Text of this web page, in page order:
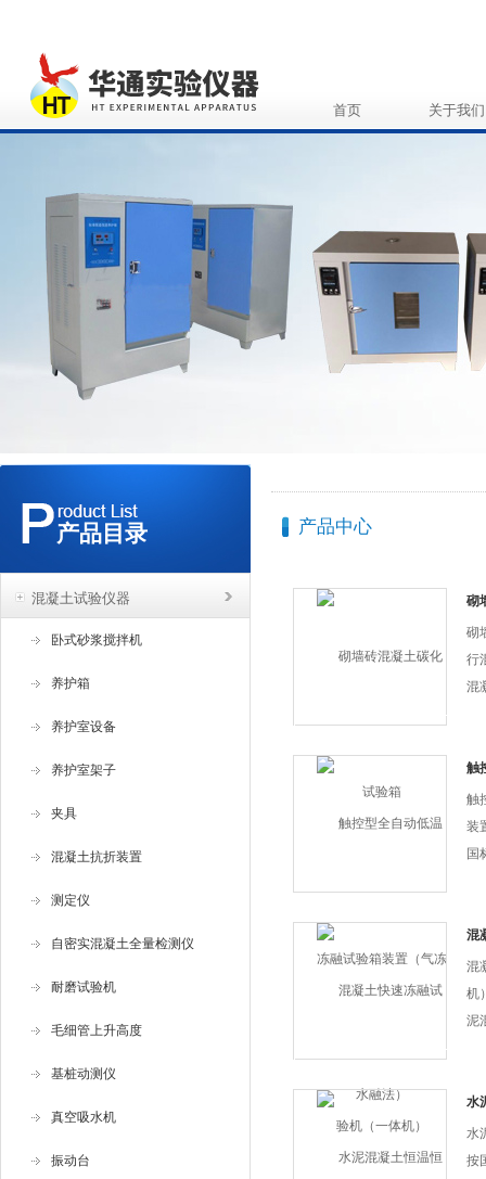
首页 关于我们
产品目录
混凝土试验仪器
卧式砂浆搅拌机
养护箱
养护室设备
养护室架子
夹具
混凝土抗折装置
测定仪
自密实混凝土全量检测仪
耐磨试验机
毛细管上升高度
基桩动测仪
真空吸水机
振动台
产品中心
砌
砌
行
混
方
触
装
触
装
国
砖
混
机
混
机
泥
量
指
土
水
水
按